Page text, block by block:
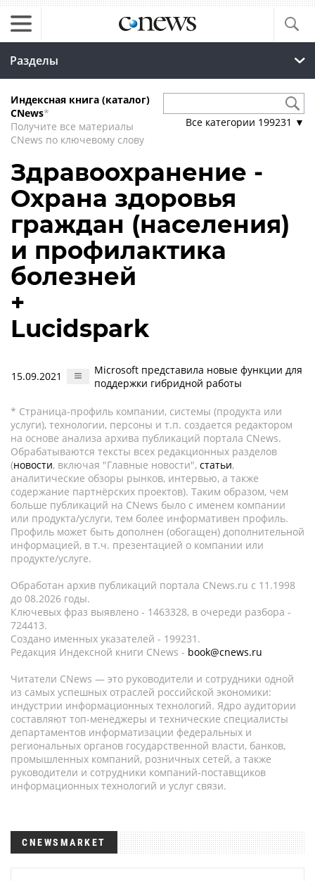
Разделы
Индексная книга (каталог)
CNews*
Получите все материалы
CNews по ключевому слову
Все категории 199231 ▼
Здравоохранение -
Охрана здоровья
граждан (населения)
и профилактика
болезней
+
Lucidspark
15.09.2021
Microsoft представила новые функции для
поддержки гибридной работы
* Страница-профиль компании, системы (продукта или
услуги), технологии, персоны и т.п. создается редактором
на основе анализа архива публикаций портала CNews.
Обрабатываются тексты всех редакционных разделов
(новости, включая "Главные новости", статьи,
аналитические обзоры рынков, интервью, а также
содержание партнёрских проектов). Таким образом, чем
больше публикаций на CNews было с именем компании
или продукта/услуги, тем более информативен профиль.
Профиль может быть дополнен (обогащен) дополнительной
информацией, в т.ч. презентацией о компании или
продукте/услуге.
Обработан архив публикаций портала CNews.ru c 11.1998
до 08.2026 годы.
Ключевых фраз выявлено - 1463328, в очереди разбора -
724413.
Создано именных указателей - 199231.
Редакция Индексной книги CNews - book@cnews.ru
Читатели CNews — это руководители и сотрудники одной
из самых успешных отраслей российской экономики:
индустрии информационных технологий. Ядро аудитории
составляют топ-менеджеры и технические специалисты
департаментов информатизации федеральных и
региональных органов государственной власти, банков,
промышленных компаний, розничных сетей, а также
руководители и сотрудники компаний-поставщиков
информационных технологий и услуг связи.
CNEWSMARKET